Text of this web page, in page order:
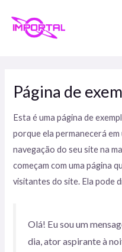
content
Página de
Esta é uma página de
porque ela permanecerá
navegação do seu site na
começam com uma página
visitantes do site. Ela pode
Olá! Eu sou um
dia, ator aspirante à